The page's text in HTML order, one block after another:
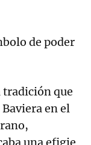
de poder
que
en el